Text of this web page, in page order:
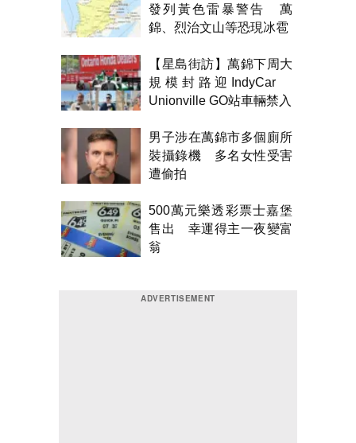
發列黃色雷暴警告 萬
錦、烈治文山等恐現冰雹
【星島街訪】萬錦下周大
規模封路迎IndyCar
Unionville GO站車輛禁入
男子涉在萬錦市多個廁所
裝攝錄機 多名女性受害
遭偷拍
500萬元樂透彩票士嘉堡
售出 幸運得主一夜變富
翁